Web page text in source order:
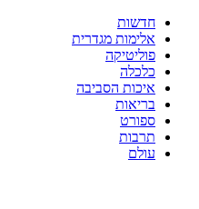
חדשות
אלימות מגדרית
פוליטיקה
כלכלה
איכות הסביבה
בריאות
ספורט
תרבות
עולם